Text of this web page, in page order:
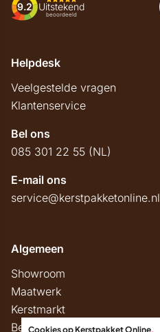
9.2 Uitstekend
beoordeeld
Helpdesk
Veelgestelde vragen
Klantenservice
Bel ons
085 301 22 55 (NL)
E-mail ons
service@kerstpakketonline.nl
Algemeen
Showroom
Maatwerk
Kerstmarkt
Belastingregels
Cookies op Kerstpakket Online.